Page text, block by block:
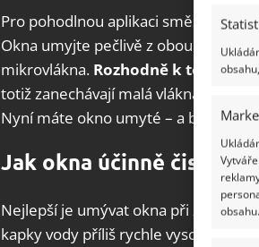
obsahu.
Pro pohodlnou aplikaci směs
Okna umyjte pečlivě z obou stran.
mikrovlákna. Rozhodně k tomu
totiž zanechávají malá vlákna, a sklo
Nyní máte okno umyté – a bez
Jak okna účinně čistit?
Nejlepší je umývat okna při zatažené
kapky vody příliš rychle vyschnou a